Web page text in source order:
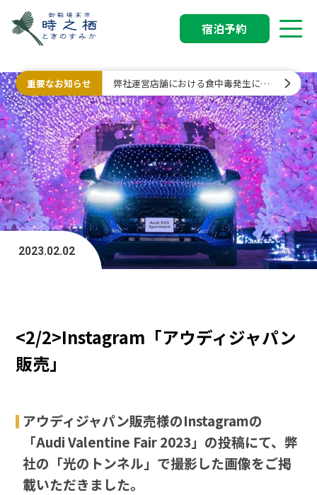
重要なお知らせ
弊社運営店舗における食中毒発生に関
するお詫びと行政処分について
宿泊予約
2023.02.02
<2/2>Instagram「アウディジャパン
販売」
アウディジャパン販売様のInstagramの
「Audi Valentine Fair 2023」の投稿にて、弊
社の「光のトンネル」で撮影した画像をご掲
載いただきました。